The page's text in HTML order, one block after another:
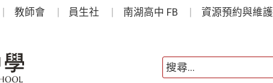
教師會 員生社 南湖高中 FB 資源預約與維護